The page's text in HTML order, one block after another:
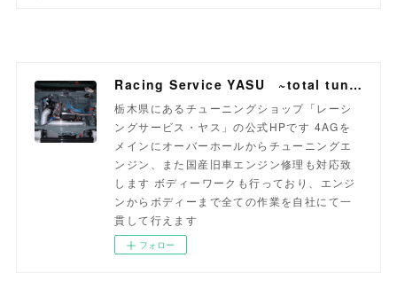
Racing Service YASU ~total tuning proshop~
栃木県にあるチューニングショップ「レーシ
ングサービス・ヤス」の公式HPです 4AGを
メインにオーバーホールからチューニングエ
ンジン、また国産旧車エンジン修理も対応致
します ボディーワークも行っており、エンジ
ンからボディーまで全ての作業を自社にて一
貫して行えます
フォロー